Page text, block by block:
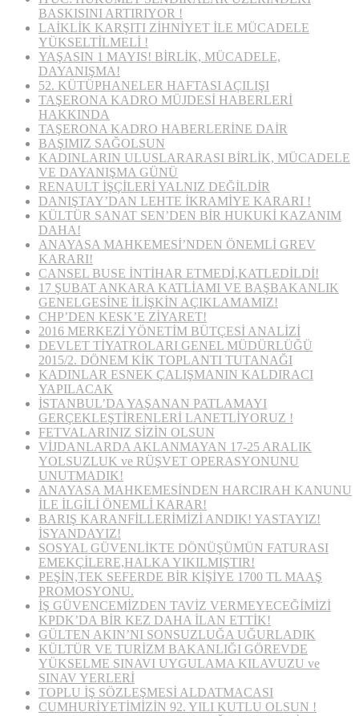
BASKISINI ARTIRIYOR !
LAİKLİK KARŞITI ZİHNİYET İLE MÜCADELE
YÜKSELTİLMELİ !
YAŞASIN 1 MAYIS! BİRLİK, MÜCADELE,
DAYANIŞMA!
52. KÜTÜPHANELER HAFTASI AÇILIŞI
TAŞERONA KADRO MÜJDESİ HABERLERİ
HAKKINDA
TAŞERONA KADRO HABERLERİNE DAİR
BAŞIMIZ SAĞOLSUN
KADINLARIN ULUSLARARASI BİRLİK, MÜCADELE
VE DAYANIŞMA GÜNÜ
RENAULT İŞÇİLERİ YALNIZ DEĞİLDİR
DANIŞTAY’DAN LEHTE İKRAMİYE KARARI !
KÜLTÜR SANAT SEN’DEN BİR HUKUKİ KAZANIM
DAHA!
ANAYASA MAHKEMESİ’NDEN ÖNEMLİ GREV
KARARI!
CANSEL BUSE İNTİHAR ETMEDİ,KATLEDİLDİ!
17 ŞUBAT ANKARA KATLİAMI VE BAŞBAKANLIK
GENELGESİNE İLİŞKİN AÇIKLAMAMIZ!
CHP’DEN KESK’E ZİYARET!
2016 MERKEZİ YÖNETİM BÜTÇESİ ANALİZİ
DEVLET TİYATROLARI GENEL MÜDÜRLÜĞÜ
2015/2. DÖNEM KİK TOPLANTI TUTANAĞI
KADINLAR ESNEK ÇALIŞMANIN KALDIRACI
YAPILACAK
İSTANBUL’DA YAŞANAN PATLAMAYI
GERÇEKLEŞTİRENLERİ LANETLİYORUZ !
FETVALARINIZ SİZİN OLSUN
VİJDANLARDA AKLANMAYAN 17-25 ARALIK
YOLSUZLUK ve RÜŞVET OPERASYONUNU
UNUTMADIK!
ANAYASA MAHKEMESİNDEN HARCIRAH KANUNU
İLE İLGİLİ ÖNEMLİ KARAR!
BARIŞ KARANFİLLERİMİZİ ANDIK! YASTAYIZ!
İSYANDAYIZ!
SOSYAL GÜVENLİKTE DÖNÜŞÜMÜN FATURASI
EMEKÇİLERE,HALKA YIKILMIŞTIR!
PEŞİN,TEK SEFERDE BİR KİŞİYE 1700 TL MAAŞ
PROMOSYONU.
İŞ GÜVENCEMİZDEN TAVİZ VERMEYECEĞİMİZİ
KPDK’DA BİR KEZ DAHA İLAN ETTİK!
GÜLTEN AKIN’NI SONSUZLUĞA UĞURLADIK
KÜLTÜR VE TURİZM BAKANLIĞI GÖREVDE
YÜKSELME SINAVI UYGULAMA KILAVUZU ve
SINAV YERLERİ
TOPLU İŞ SÖZLEŞMESİ ALDATMACASI
CUMHURİYETİMİZİN 92. YILI KUTLU OLSUN !